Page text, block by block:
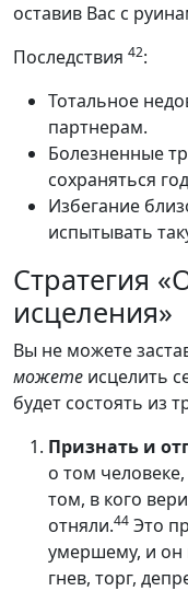
оставив Вас с
Последствия 42:
Тотальное
партнерам.
Болезненные
сохраняться
Избегание
испытывать
Стратегия
исцеления»
Вы не можете
можете исцелить
будет состоять из
Признать и
о том
том, в кого
отняли.44 Это
умершему, и он
гнев, торг,